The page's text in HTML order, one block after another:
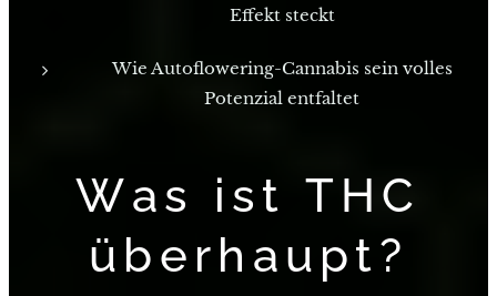
Effekt steckt
Wie Autoflowering-Cannabis sein volles
Potenzial entfaltet
Was ist THC
überhaupt?